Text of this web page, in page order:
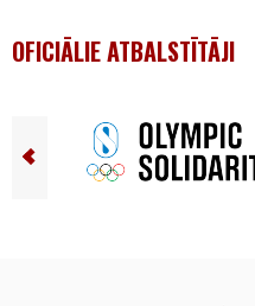
OFICIĀLIE ATBALSTĪTĀJI